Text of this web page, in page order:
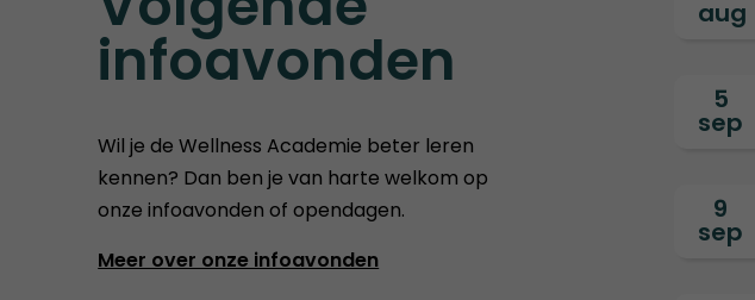
infoavonden
Wil je de Wellness Academie beter leren
kennen? Dan ben je van harte welkom op
onze infoavonden of opendagen.
Meer over onze infoavonden
aug
5
sep
9
sep